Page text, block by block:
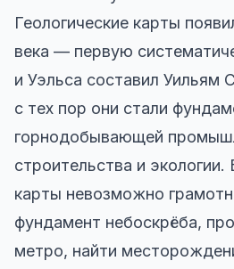
Геологические карты
века — первую
и Уэльса составил Уильям
с тех пор они стали
горнодобывающей
строительства и экологии.
карты невозможно
фундамент небоскрёба,
метро, найти